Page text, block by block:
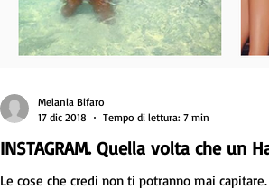
INSTAGRAM. Quella volta che un
Le cose che credi non ti potranno mai
Melania Bifaro
17 dic 2018
Tempo di lettura: 7 min